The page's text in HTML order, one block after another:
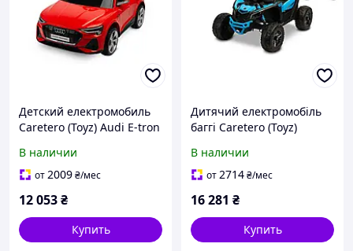
Детский електромобиль
Caretero (Toyz) Audi E-tron
В наличии
от2009₴/мес
12 053₴
Купить
Дитячий електромобіль
баггі Caretero (Toyz)
В наличии
от2714₴/мес
16 281 ₴
Купить